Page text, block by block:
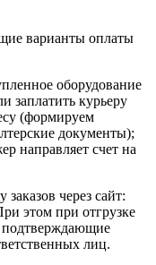
варианты оплаты
оборудование
заплатить курьеру
(формируем
документы);
направляет счет на
через сайт:
этом при отгрузке
подтверждающие
лиц.